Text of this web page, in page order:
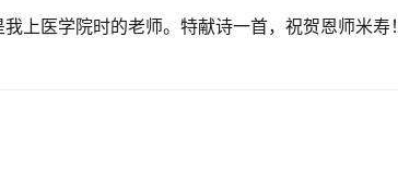
上医学院时的老师。特献诗一首，祝贺恩师米寿！